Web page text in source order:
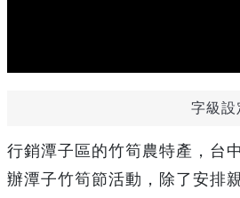
字級設
行銷潭子區的竹筍農特產，台
辦潭子竹筍節活動，除了安排